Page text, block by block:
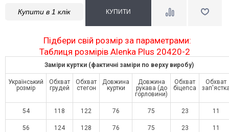
Купити в 1 клік
Підбери свій розмір за параметрами:
Таблиця розмірів Alenka Plus 20420-2
Заміри куртки (фактичні заміри по верху виробу)
Український
розмір
Обхват
грудей
Обхват
стегон
Довжина
куртки
Довжина
рукава (до
горловини)
Обхват
біцепса
Обхват
54 118 122 76 75 23 11
56 124 128 76 75 23 11